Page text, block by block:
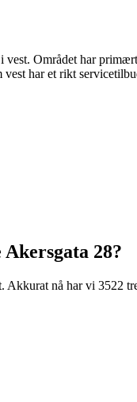
vest. Området har
har et rikt
Akersgata 28?
. Akkurat nå har vi 3522